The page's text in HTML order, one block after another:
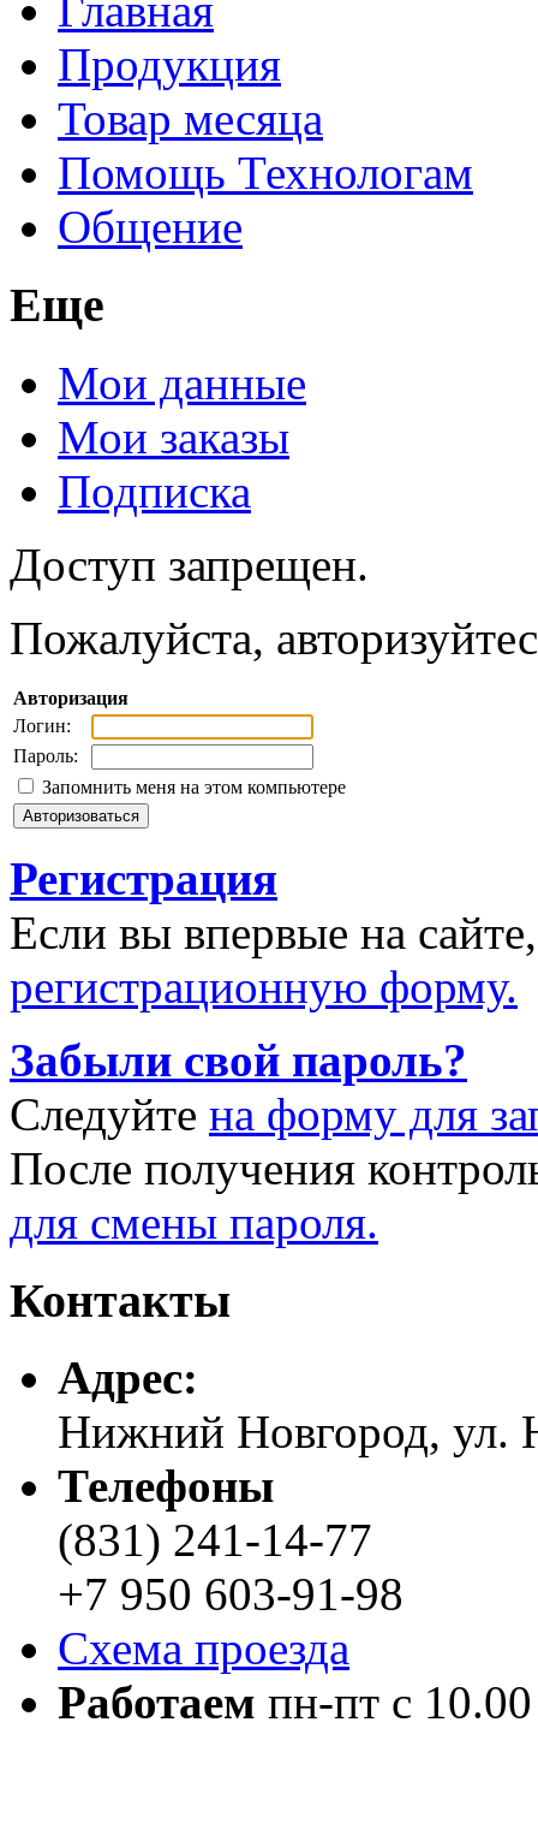
Главная
Продукция
Товар месяца
Помощь Технологам
Общение
Еще
Мои данные
Мои заказы
Подписка
Доступ запрещен.
Пожалуйста,
Авторизация
Логин:
Пароль:
Запомнить меня на этом компьютере
Регистрация
Если вы впервые на
регистрационную форму.
Забыли свой пароль?
Следуйте на форму для
После получения
для смены пароля.
Контакты
Адреc:
Нижний Новгород, ул.
Телефоны
(831) 241-14-77
+7 950 603-91-98
Схема проезда
Работаем пн-пт с